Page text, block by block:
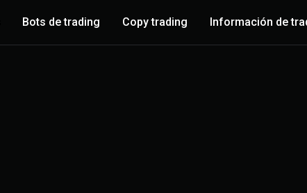
Bots de trading Copy trading Información de